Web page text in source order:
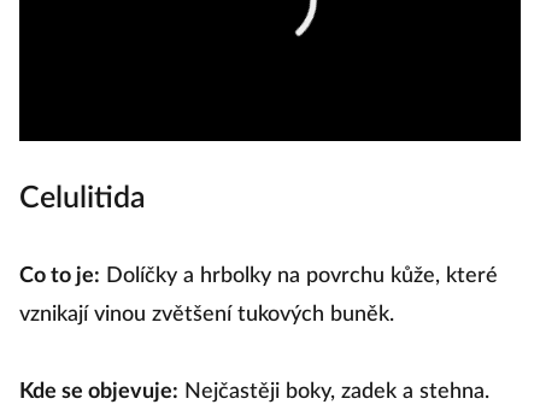
Celulitida
Co to je: Dolíčky a hrbolky na povrchu kůže, které
vznikají vinou zvětšení tukových buněk.
Kde se objevuje: Nejčastěji boky, zadek a stehna.